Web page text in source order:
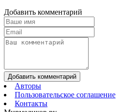
Добавить комментарий
Добавить комментарий
Авторы
Пользовательское соглашение
Контакты